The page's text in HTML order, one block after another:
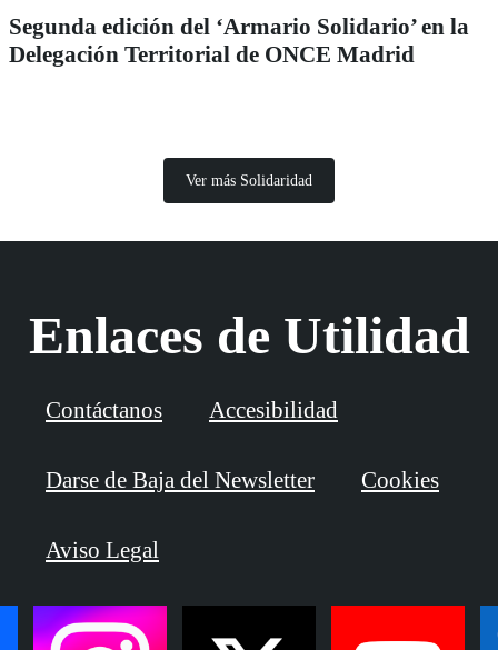
Segunda edición del ‘Armario Solidario’ en la
Delegación Territorial de ONCE Madrid
Ver más Solidaridad
Enlaces de Utilidad
Contáctanos Accesibilidad
Darse de Baja del Newsletter Cookies
Aviso Legal